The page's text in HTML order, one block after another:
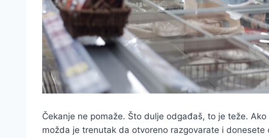
Čekanje ne pomaže. Što dulje odgađaš, to je teže.
možda je trenutak da otvoreno razgovarate i